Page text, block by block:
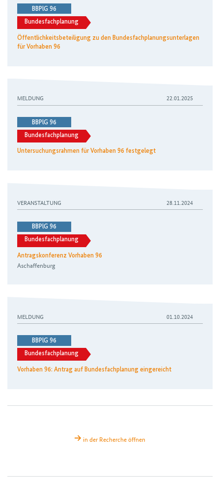
BBPlG 96
Bundesfachplanung
Öffentlichkeitsbeteiligung zu den Bundesfachplanungsunterlagen
für Vorhaben 96
MELDUNG 22.01.2025
BBPlG 96
Bundesfachplanung
Untersuchungsrahmen für Vorhaben 96 festgelegt
VERANSTALTUNG 28.11.2024
BBPlG 96
Bundesfachplanung
Antragskonferenz Vorhaben 96
Aschaffenburg
MELDUNG 01.10.2024
BBPlG 96
Bundesfachplanung
Vorhaben 96: Antrag auf Bundesfachplanung eingereicht
in der Recherche öffnen